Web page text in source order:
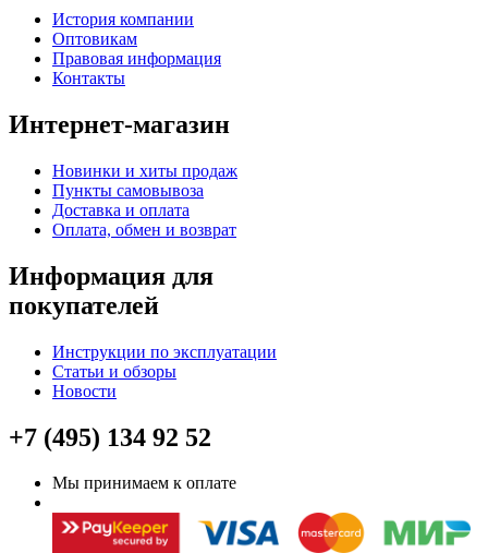
История компании
Оптовикам
Правовая информация
Контакты
Интернет-магазин
Новинки и хиты продаж
Пункты самовывоза
Доставка и оплата
Оплата, обмен и возврат
Информация для
покупателей
Инструкции по эксплуатации
Статьи и обзоры
Новости
+7 (495) 134 92 52
Мы принимаем к оплате